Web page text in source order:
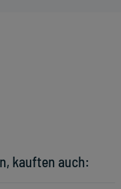
kauften auch: